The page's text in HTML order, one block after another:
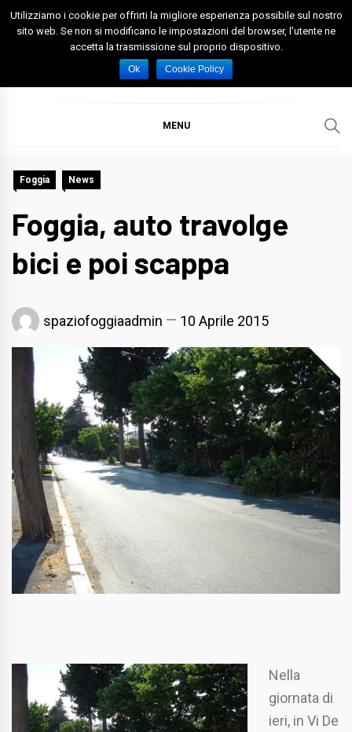
Skip
Spazio Foggia
Foggia News Calcio Eventi e Attività nella Capitanata
MENU
Foggia News
Foggia, auto travolge
bici e poi scappa
spaziofoggiaadmin 10 Aprile 2015
Nella
giornata di
ieri, in Vi De
Utilizziamo i cookie per offrirti la migliore esperienza possibile sul nostro
sito web. Se non si modificano le impostazioni del browser, l'utente ne
accetta la trasmissione sul proprio dispositivo.
Ok Cookie Policy